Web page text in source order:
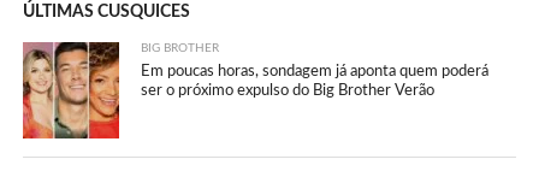
ÚLTIMAS CUSQUICES
BIG BROTHER
Em poucas horas, sondagem já aponta quem poderá
ser o próximo expulso do Big Brother Verão